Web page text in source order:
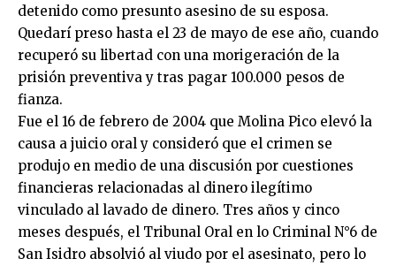
detenido como presunto asesino de su esposa.
Quedarí preso hasta el 23 de mayo de ese año, cuando
recuperó su libertad con una morigeración de la
prisión preventiva y tras pagar 100.000 pesos de
fianza.
Fue el 16 de febrero de 2004 que Molina Pico elevó la
causa a juicio oral y consideró que el crimen se
produjo en medio de una discusión por cuestiones
financieras relacionadas al dinero ilegítimo
vinculado al lavado de dinero. Tres años y cinco
meses después, el Tribunal Oral en lo Criminal N°6 de
San Isidro absolvió al viudo por el asesinato, pero lo